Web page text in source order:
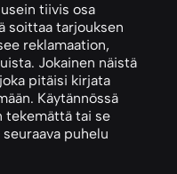
tiivis osa
soittaa tarjouksen
reklamaation,
Jokainen näistä
pitäisi kirjata
Käytännössä
tekemättä tai se
puhelu